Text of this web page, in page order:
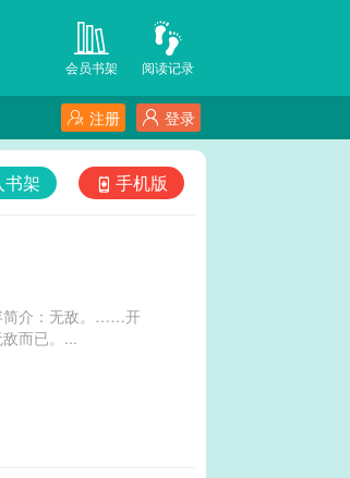
阅读记录
会员书架
登录
注册
手机版
书架
简介：无敌。……开
而已。...